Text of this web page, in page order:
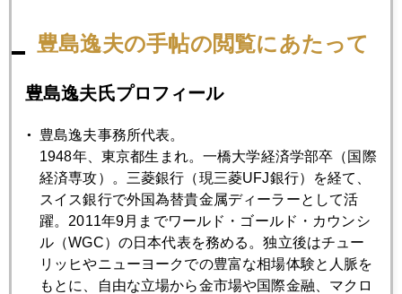
2019年05月31日
2019年05月30日
中東有石油、中国有稀土
2019年05月29日
トランプ大統領訪日直後、ＮＹ株急落のワケ
豊島逸夫の手帖の閲覧にあたって
豊島逸夫氏プロフィール
豊島逸夫事務所代表。
1948年、東京都生まれ。一橋大学経済学部卒（国際
経済専攻）。三菱銀行（現三菱UFJ銀行）を経て、
スイス銀行で外国為替貴金属ディーラーとして活
躍。2011年9月までワールド・ゴールド・カウンシ
ル（WGC）の日本代表を務める。独立後はチュー
リッヒやニューヨークでの豊富な相場体験と人脈を
もとに、自由な立場から金市場や国際金融、マクロ